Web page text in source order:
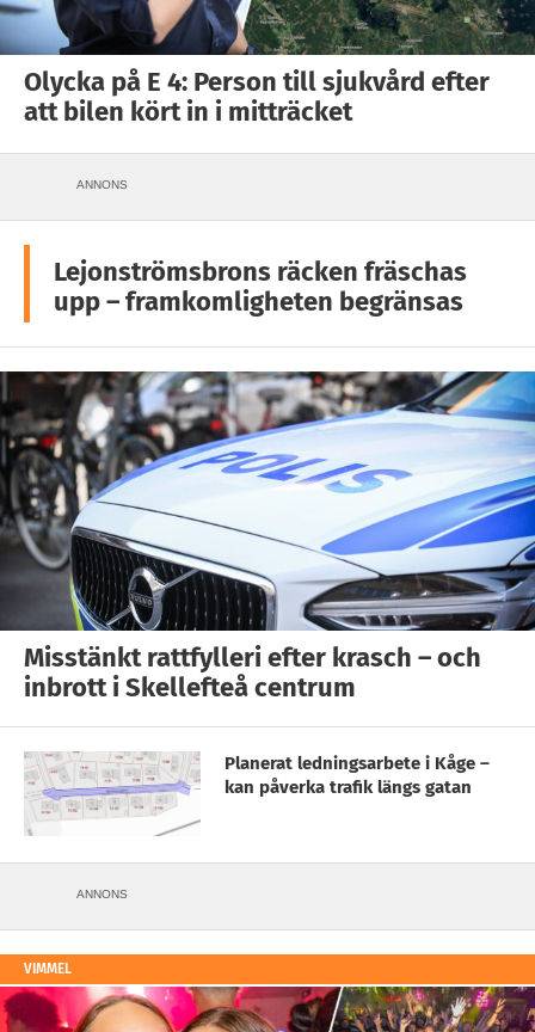
Olycka på E 4: Person till sjukvård efter
att bilen kört in i mitträcket
ANNONS
Lejonströmsbrons räcken fräschas
upp – framkomligheten begränsas
Misstänkt rattfylleri efter krasch – och
inbrott i Skellefteå centrum
Planerat ledningsarbete i Kåge –
kan påverka trafik längs gatan
ANNONS
VIMMEL